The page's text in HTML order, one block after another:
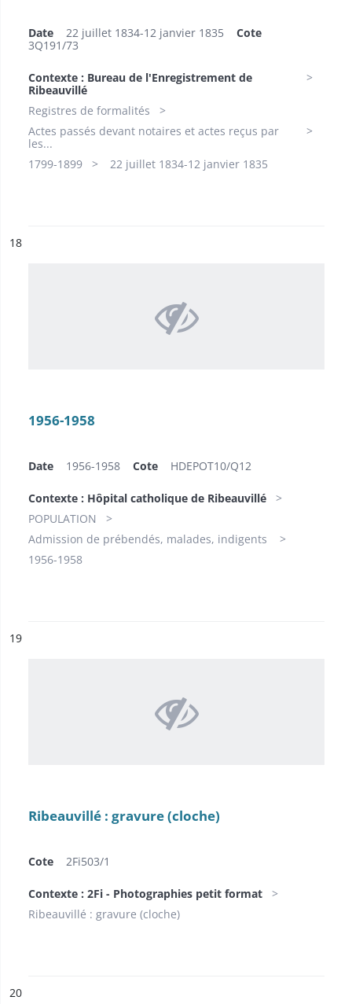
Date 22 juillet 1834-12 janvier 1835
Cote
3Q191/73
Contexte : Bureau de l'Enregistrement de
Ribeauvillé
Registres de formalités
Actes passés devant notaires et actes reçus par
les...
1799-1899​
22 juillet 1834-12 janvier 1835
n°
18
1956-1958
Date 1956-1958 Cote HDEPOT10/​Q12
Contexte : Hôpital catholique de Ribeauvillé
POPULATION
Admission de prébendés, malades, indigents
1956-1958
n°
19
Ribeauvillé : gravure (cloche)
Cote 2Fi503/1
Contexte : 2Fi - Photographies petit format
Ribeauvillé : gravure (cloche)
n°
20